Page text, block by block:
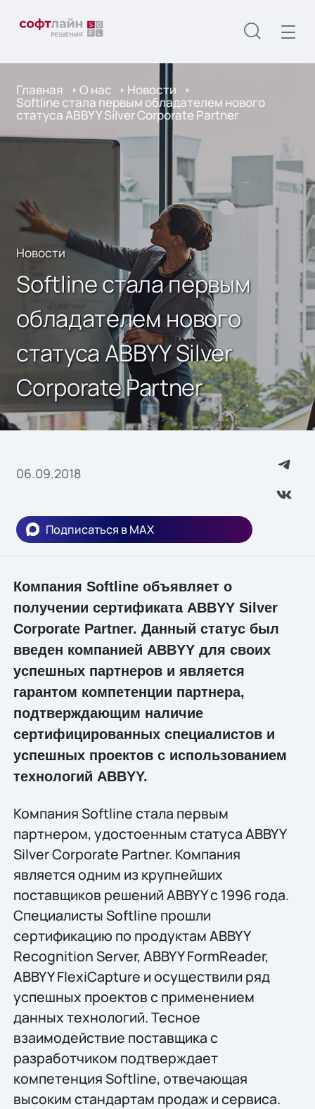
Главная О нас Новости
Softline стала первым обладателем нового
статуса ABBYY Silver Corporate Partner
Новости
Softline стала первым
обладателем нового
статуса ABBYY Silver
Corporate Partner
06.09.2018
Подписаться в MAX
Компания Softline объявляет о
получении сертификата ABBYY Silver
Corporate Partner. Данный статус был
введен компанией ABBYY для своих
успешных партнеров и является
гарантом компетенции партнера,
подтверждающим наличие
сертифицированных специалистов и
успешных проектов с использованием
технологий ABBYY.
Компания Softline стала первым
партнером, удостоенным статуса ABBYY
Silver Corporate Partner. Компания
является одним из крупнейших
поставщиков решений ABBYY с 1996 года.
Специалисты Softline прошли
сертификацию по продуктам ABBYY
Recognition Server, ABBYY FormReader,
ABBYY FlexiCapture и осуществили ряд
успешных проектов с применением
данных технологий. Тесное
взаимодействие поставщика с
разработчиком подтверждает
компетенция Softline, отвечающая
высоким стандартам продаж и сервиса.